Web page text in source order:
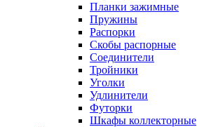
Планки зажимные
Пружины
Распорки
Скобы распорные
Соединители
Тройники
Уголки
Удлинители
Футорки
Шкафы коллекторные